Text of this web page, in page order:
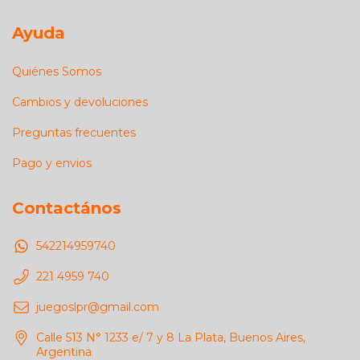
Ayuda
Quiénes Somos
Cambios y devoluciones
Preguntas frecuentes
Pago y envios
Contactános
542214959740
221 4959 740
juegoslpr@gmail.com
Calle 513 N° 1233 e/ 7 y 8 La Plata, Buenos Aires,
Argentina